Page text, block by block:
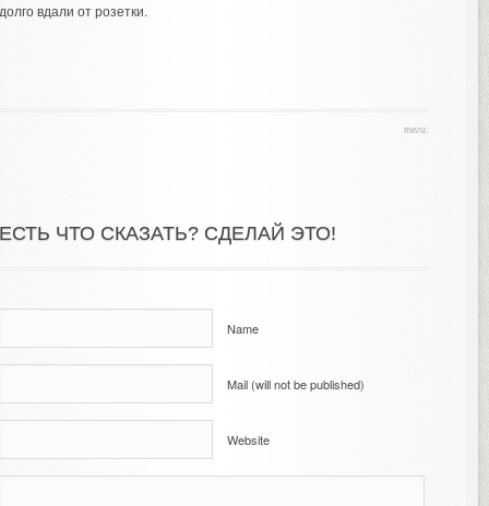
вдали от розетки.
теги:
ЧТО СКАЗАТЬ? СДЕЛАЙ ЭТО!
Name
Mail (will not be published)
Website